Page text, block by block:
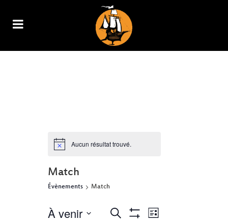
Aucun résultat trouvé.
Match
Évènements Match
RECHERCHE
Recherche
NAVIGATION
Liste
À venir